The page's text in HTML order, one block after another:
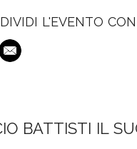
L'EVENTO CON
BATTISTI IL